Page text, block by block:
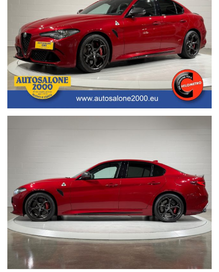
Live Chat Whatsapp scrivici, invia foto del tuo usato, richiedi un
video a 360° della nostra vettura:
• Juri + 39 345 6008844
Non prendermi per il Chilometro:
Siamo iscritti alla community
Acquistare un'auto usata evitando la truffa non è semplice.
www.nonprendermiperilchilometro.it